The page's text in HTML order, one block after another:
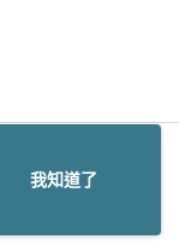
我知道了